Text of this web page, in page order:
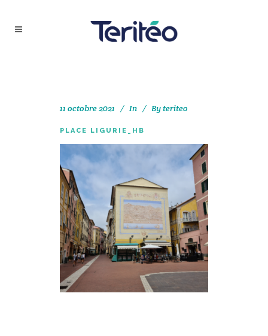
11 octobre 2021 In Byteriteo
PLACE LIGURIE_HB